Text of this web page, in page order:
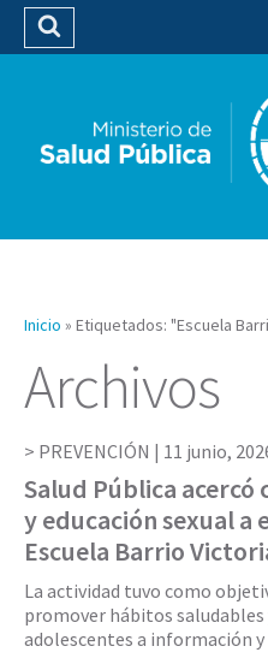
Buscar
Inicio » Etiquetados: "Escuela
Archivos
PREVENCIÓN | 11 junio,
Salud Pública
y educación sexual a
Escuela Barrio
La actividad tuvo como
promover hábitos
adolescentes a información